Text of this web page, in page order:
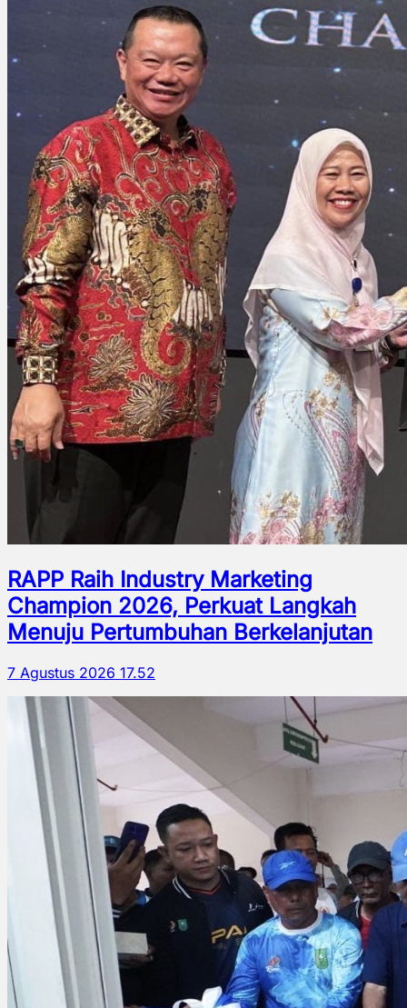
RAPP Raih Industry Marketing
Champion 2026, Perkuat Langkah
Menuju Pertumbuhan Berkelanjutan
7 Agustus 2026 17.52